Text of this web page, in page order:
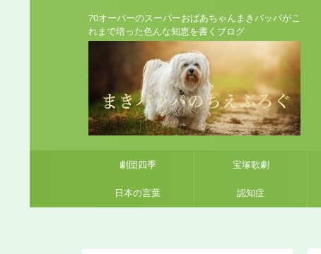
70オーバーのスーパーおばあちゃんまきバッパがこ
れまで培った色んな知恵を書くブログ
劇団四季 宝塚歌劇
日本の言葉 認知症